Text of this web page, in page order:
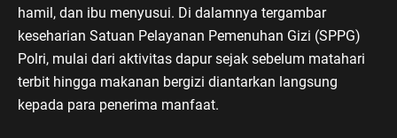
hamil, dan ibu menyusui. Di dalamnya tergambar
keseharian Satuan Pelayanan Pemenuhan Gizi (SPPG)
Polri, mulai dari aktivitas dapur sejak sebelum matahari
terbit hingga makanan bergizi diantarkan langsung
kepada para penerima manfaat.